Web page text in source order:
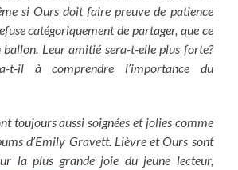
si Ours doit faire preuve de patience
catégoriquement de partager, que ce
Leur amitié sera-t-elle plus forte?
t-il à comprendre l’importance du
toujours aussi soignées et jolies comme
d’Emily Gravett. Lièvre et Ours sont
la plus grande joie du jeune lecteur,